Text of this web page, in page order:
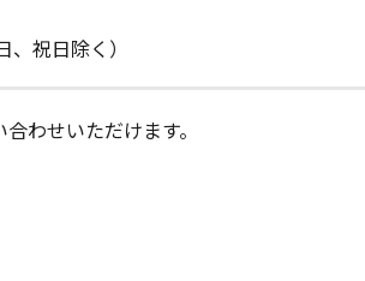
祝日除く）
わせいただけます。